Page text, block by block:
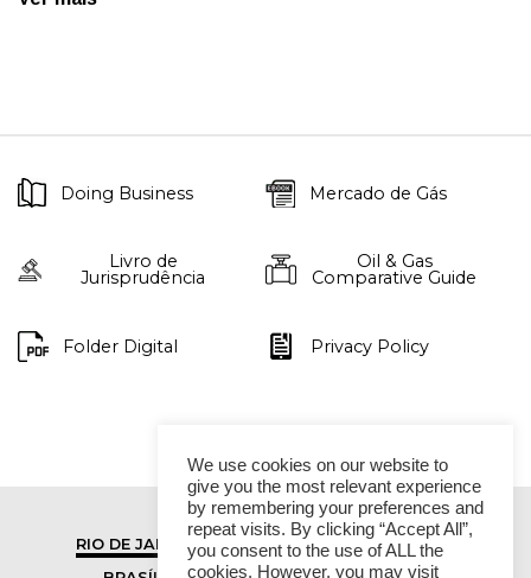
Doing Business Mercado de Gás
Livro de
Jurisprudência
Oil & Gas
Comparative Guide
Folder Digital Privacy Policy
RIO DE JANEIRO
SÃO PAULO
We use cookies on our website to
give you the most relevant experience
by remembering your preferences and
repeat visits. By clicking “Accept All”,
you consent to the use of ALL the
cookies. However, you may visit